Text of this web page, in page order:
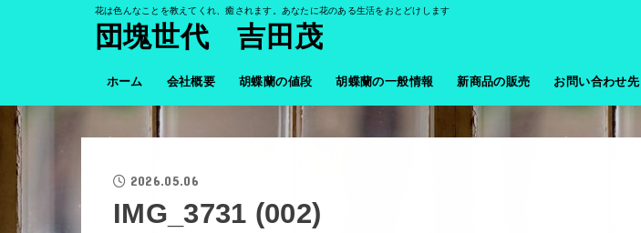
花は色んなことを教えてくれ、癒されます。あなたに花のある生活をおとどけします
団塊世代 吉田茂
ホーム 会社概要 胡蝶蘭の値段 胡蝶蘭の一般情報 新商品の販売 お問い合わせ先
2026.05.06
IMG_3731 (002)